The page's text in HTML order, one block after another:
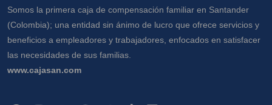
Somos la primera caja de compensación familiar en Santander
(Colombia); una entidad sin ánimo de lucro que ofrece servicios y
beneficios a empleadores y trabajadores, enfocados en satisfacer
las necesidades de sus familias.
www.cajasan.com